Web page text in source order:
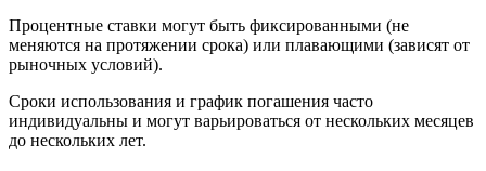
Процентные ставки могут быть фиксированными (не
меняются на протяжении срока) или плавающими (зависят от
рыночных условий).
Сроки использования и график погашения часто
индивидуальны и могут варьироваться от нескольких месяцев
до нескольких лет.